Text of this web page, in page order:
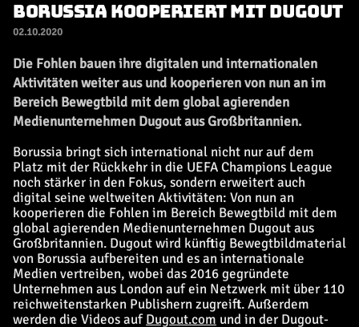
BORUSSIA KOOPERIERT MIT DUGOUT
02.10.2020
Die Fohlen bauen ihre digitalen und internationalen
Aktivitäten weiter aus und kooperieren von nun an im
Bereich Bewegtbild mit dem global agierenden
Medienunternehmen Dugout aus Großbritannien.
Borussia bringt sich international nicht nur auf dem
Platz mit der Rückkehr in die UEFA Champions League
noch stärker in den Fokus, sondern erweitert auch
digital seine weltweiten Aktivitäten: Von nun an
kooperieren die Fohlen im Bereich Bewegtbild mit dem
global agierenden Medienunternehmen Dugout aus
Großbritannien. Dugout wird künftig Bewegtbildmaterial
von Borussia aufbereiten und es an internationale
Medien vertreiben, wobei das 2016 gegründete
Unternehmen aus London auf ein Netzwerk mit über 110
reichweitenstarken Publishern zugreift. Außerdem
werden die Videos auf Dugout.com und in der Dugout-